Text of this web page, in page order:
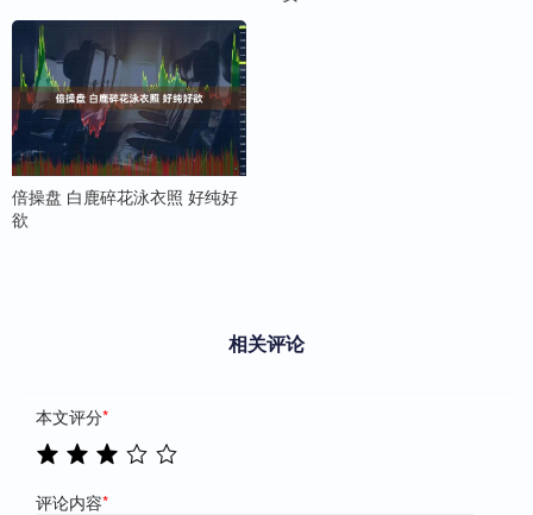
倍操盘 白鹿碎花泳衣照 好纯好
欲
相关评论
本文评分*
评论内容*